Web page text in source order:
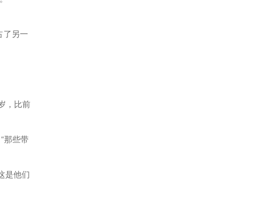
了另一
，比前
那些带
是他们